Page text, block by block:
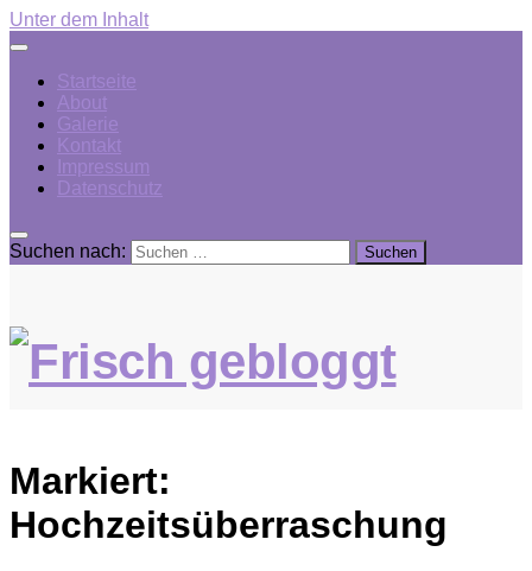
Unter dem Inhalt
Startseite
About
Galerie
Kontakt
Impressum
Datenschutz
Suchen nach:
Markiert:
Hochzeitsüberraschung